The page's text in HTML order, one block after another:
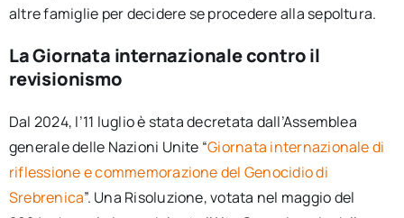
altre famiglie per decidere se procedere alla sepoltura.
La Giornata internazionale contro il
revisionismo
Dal 2024, l’11 luglio è stata decretata dall’Assemblea
generale delle Nazioni Unite “Giornata internazionale di
riflessione e commemorazione del Genocidio di
Srebrenica”. Una Risoluzione, votata nel maggio del